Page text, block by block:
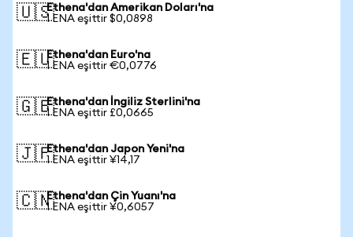
🇺🇸Ethena'dan Amerikan Doları'na
1 ENA eşittir $0,0898
🇪🇺Ethena'dan Euro'na
1 ENA eşittir €0,0776
🇬🇧Ethena'dan İngiliz Sterlini'na
1 ENA eşittir £0,0665
🇯🇵Ethena'dan Japon Yeni'na
1 ENA eşittir ¥14,17
🇨🇳Ethena'dan Çin Yuanı'na
1 ENA eşittir ¥0,6057